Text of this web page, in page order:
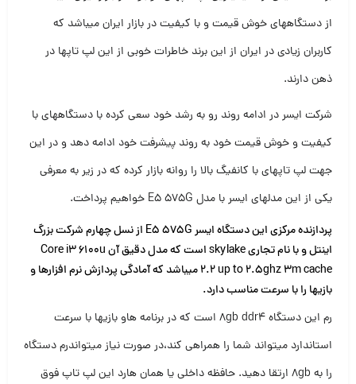
از دستگاههای خوش قیمت و با کیفیت در بازار ایران میباشد که
کاربران زیادی در ایران از این برند خاطرات خوبی از این لپ تاپها در
ذهن دارند.
شرکت ایسر در ادامه روند رو به رشد خود سعی کرده با دستگاههای با
کیفیت و خوش قیمت خود به روند پیشرفت خود ادامه دهد و در این
جهت لپ تاپهای با کانفیگ بالا را روانه بازار کرده که در زیر به معرفی
یکی از این مدلهای ایسر با مدل E5 575G خواهیم پرداخت.
پردازنده مرکزی این دستگاه ایسر E5 575G از نسل چهارم شرکت بزرگ
اینتل و با نام تجاری skylake است که مدل دقیق آن Core i3 6100u
2.2 up to 2.5ghz 3m cache میباشد که آمادگی پردازش نرم افزارها و
بازیها را با سرعت مناسب دارد.
رم این دستگاه ۸gb ddr4 است که در برنامه هاو بازیها با سرعت
استاندارد میتواند شما را همراهی کند،در صورت نیاز میتواندرم دستگاه
را به ۸gb ارتقا دهید. حافظه داخلی یا همان هارد این لپ تاپ فوق